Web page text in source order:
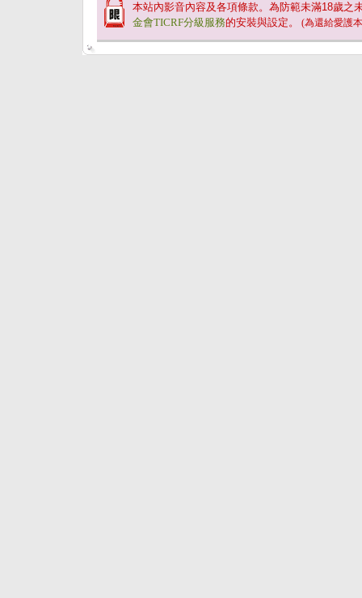
本站內影音內容及各項條款。為防範未滿18歲之
金會TICRF分級服務的安裝與設定。 (為還給愛護